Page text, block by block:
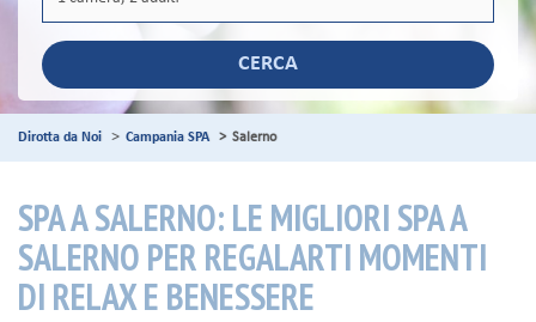
CERCA
Dirotta da Noi Campania SPA Salerno
SPA A SALERNO: LE MIGLIORI SPA A
SALERNO PER REGALARTI MOMENTI
DI RELAX E BENESSERE